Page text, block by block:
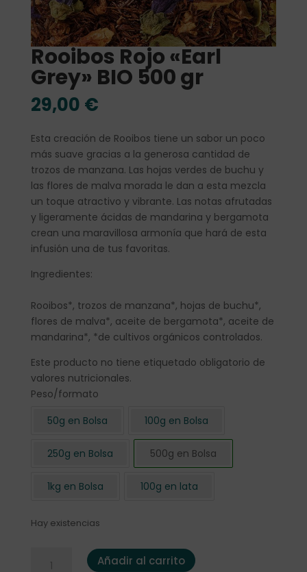
Rooibos Rojo «Earl
Grey» BIO 500 gr
29,00 €
Esta creación de Rooibos tiene un sabor un poco
más suave gracias a la generosa cantidad de
trozos de manzana. Las hojas verdes de buchu y
las flores de malva morada le dan a esta mezcla
un toque atractivo y vibrante. Las notas afrutadas
y ligeramente ácidas de mandarina y bergamota
crean una maravillosa armonía que hará de esta
infusión una de tus favoritas.
Ingredientes:
Rooibos*, trozos de manzana*, hojas de buchu*,
flores de malva*, aceite de bergamota*, aceite de
mandarina*, *de cultivos orgánicos controlados.
Este producto no tiene etiquetado obligatorio de
valores nutricionales.
Peso/formato
50g en Bolsa
100g en Bolsa
250g en Bolsa 500g en Bolsa
1kg en Bolsa 100g en lata
Hay existencias
Rooibos Rojo "Earl Grey" BIO 500 gr cantidad
Añadir al carrito